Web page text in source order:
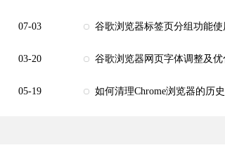
07-03 谷歌浏览器标签页分组功能
03-20 谷歌浏览器网页字体调整及
05-19 如何清理Chrome浏览器的历